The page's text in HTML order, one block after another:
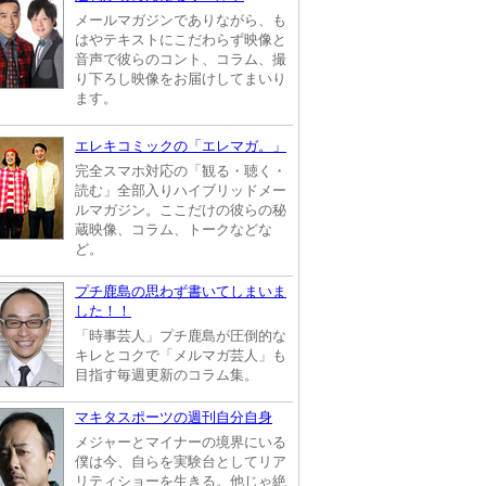
メールマガジンでありながら、も
はやテキストにこだわらず映像と
音声で彼らのコント、コラム、撮
り下ろし映像をお届けしてまいり
ます。
エレキコミックの「エレマガ。」
完全スマホ対応の「観る・聴く・
読む」全部入りハイブリッドメー
ルマガジン。ここだけの彼らの秘
蔵映像、コラム、トークなどな
ど。
プチ鹿島の思わず書いてしまいま
した！！
「時事芸人」プチ鹿島が圧倒的な
キレとコクで「メルマガ芸人」も
目指す毎週更新のコラム集。
マキタスポーツの週刊自分自身
メジャーとマイナーの境界にいる
僕は今、自らを実験台としてリア
リティショーを生きる。他じゃ絶